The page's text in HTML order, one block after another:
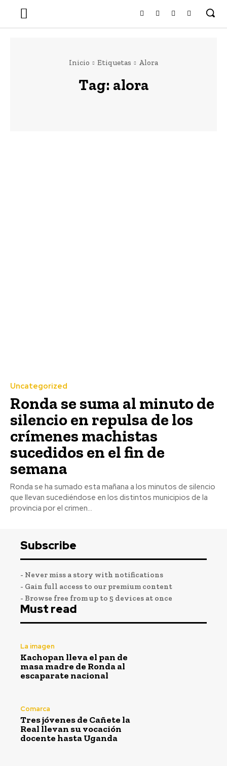
Inicio Etiquetas Alora
Tag: alora
Uncategorized
Ronda se suma al minuto de
silencio en repulsa de los
crímenes machistas
sucedidos en el fin de
semana
Ronda se ha sumado esta mañana a los minutos de silencio
que llevan sucediéndose en los distintos municipios de la
provincia por el crimen...
Subscribe
- Never miss a story with notifications
- Gain full access to our premium content
- Browse free from up to 5 devices at once
Must read
La imagen
Kachopan lleva el pan de
masa madre de Ronda al
escaparate nacional
Comarca
Tres jóvenes de Cañete la
Real llevan su vocación
docente hasta Uganda